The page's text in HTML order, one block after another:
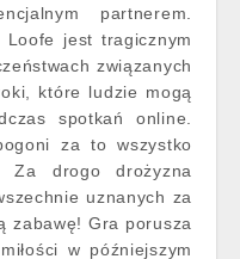
partnerem.
Loofe jest tragicznym
związanych
które ludzie mogą
spotkań online.
za to wszystko
Za drogo drożyzna
uznanych za
zabawę! Gra porusza
w późniejszym